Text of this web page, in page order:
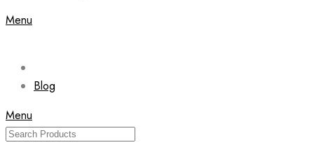
Menu
Blog
Menu